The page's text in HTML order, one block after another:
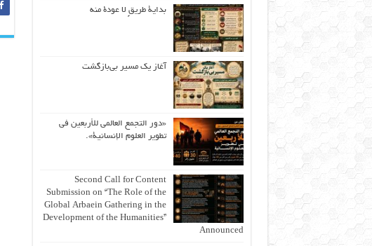
بداية طريقٍ لا عودة منه
آغاز یک مسیر بی‌بازگشت
«دور التجمع العالمي للأربعين في
تطوير العلوم الإنسانية».
Second Call for Content
Submission on “The Role of the
Global Arbaein Gathering in the
Development of the Humanities”
Announced